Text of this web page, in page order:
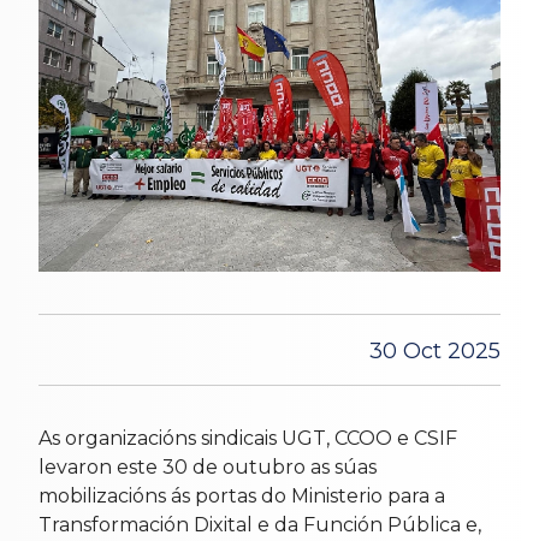
30 Oct 2025
As organizacións sindicais UGT, CCOO e CSIF
levaron este 30 de outubro as súas
mobilizacións ás portas do Ministerio para a
Transformación Dixital e da Función Pública e,